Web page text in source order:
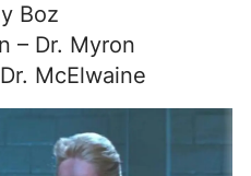
Boz
– Dr. Myron
McElwaine